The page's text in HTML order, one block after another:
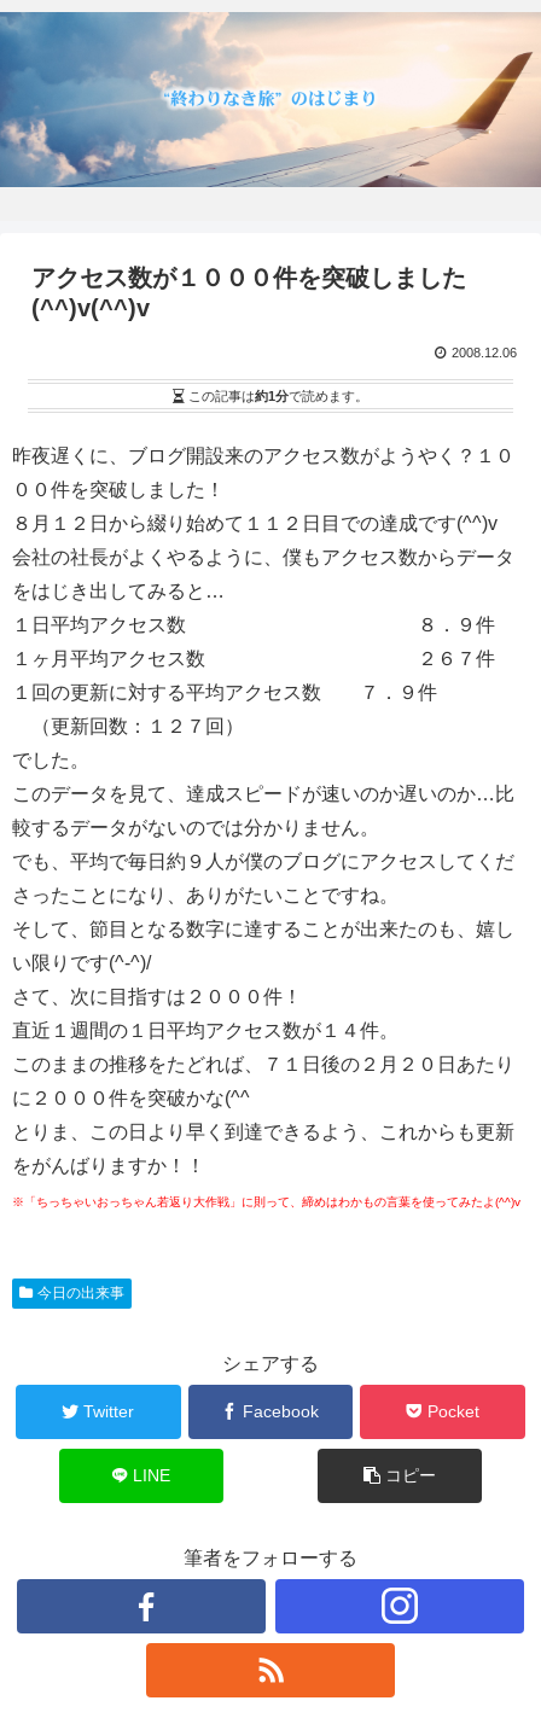
アクセス数が１０００件を突破しました
(^^)v(^^)v
2008.12.06
この記事は約1分で読めます。
昨夜遅くに、ブログ開設来のアクセス数がようやく？１０
００件を突破しました！
８月１２日から綴り始めて１１２日目での達成です(^^)v
会社の社長がよくやるように、僕もアクセス数からデータ
をはじき出してみると…
１日平均アクセス数 ８．９件
１ヶ月平均アクセス数 ２６７件
１回の更新に対する平均アクセス数 ７．９件
（更新回数：１２７回）
でした。
このデータを見て、達成スピードが速いのか遅いのか…比
較するデータがないのでは分かりません。
でも、平均で毎日約９人が僕のブログにアクセスしてくだ
さったことになり、ありがたいことですね。
そして、節目となる数字に達することが出来たのも、嬉し
い限りです(^-^)/
さて、次に目指すは２０００件！
直近１週間の１日平均アクセス数が１４件。
このままの推移をたどれば、７１日後の２月２０日あたり
に２０００件を突破かな(^^ゞ
とりま、この日より早く到達できるよう、これからも更新
をがんばりますか！！
※「ちっちゃいおっちゃん若返り大作戦」に則って、締めはわかもの言葉を使ってみたよ(^^)v
今日の出来事
シェアする
Twitter Facebook Pocket
LINE コピー
筆者をフォローする